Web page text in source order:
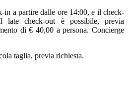
in a partire dalle ore 14:00, e il check-
check-out è possibile, previa
di € 40,00 a persona. Concierge
taglia, previa richiesta.